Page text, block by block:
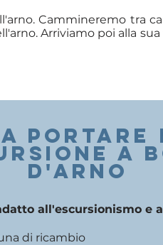
Cammineremo tra
Arriviamo poi alla sua
PORTARE
a
D'ARNO
all'escursionismo e
di ricambio